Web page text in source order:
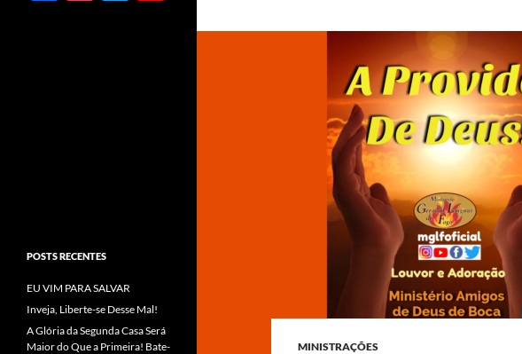
MINISTRAÇÕES
el
POSTS RECENTES
EU VIM PARA SALVAR
Inveja, Liberte-se Desse Mal!
A Glória da Segunda Casa Será
Maior do Que a Primeira! Bate-